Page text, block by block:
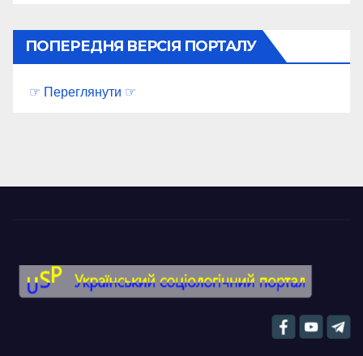
ПОПЕРЕДНЯ ВЕРСІЯ ПОРТАЛУ
☞ Переглянути ☞